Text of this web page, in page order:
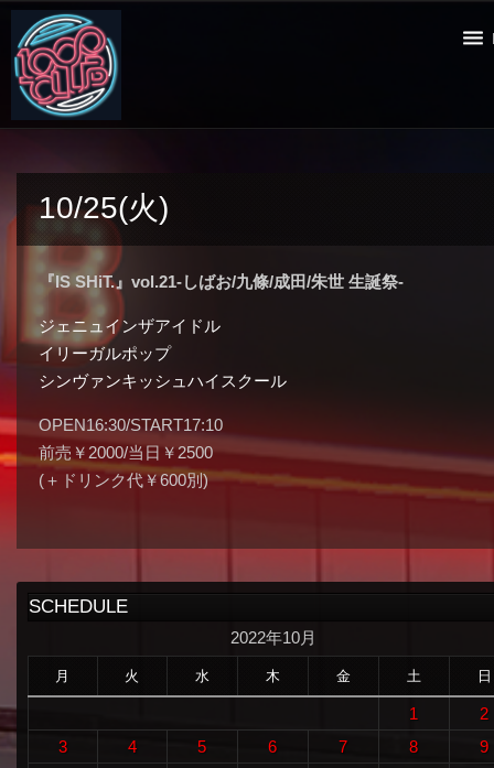
10/25(火)
『IS SHiT.』vol.21-しばお/九條/成田/朱世 生誕祭-
ジェニュインザアイドル
イリーガルポップ
シンヴァンキッシュハイスクール
OPEN16:30/START17:10
前売￥2000/当日￥2500
(＋ドリンク代￥600別)
SCHEDULE
2022年10月
月 火 水 木 金 土 日
1
2
3
4 5 6 7 8
9